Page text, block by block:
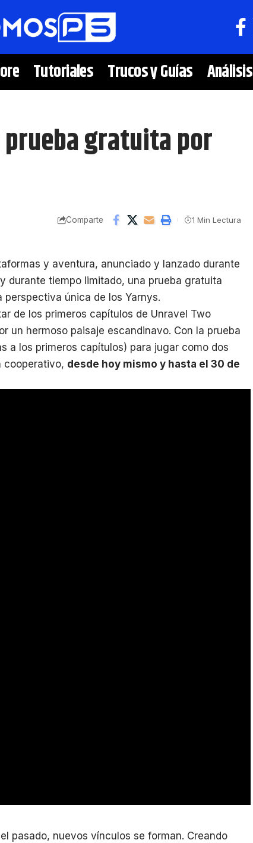
Tutoriales Trucos y Guías Análisis
gratuita por
Comparte 1 Min Lectura
y aventura, anunciado y lanzado durante
durante tiempo limitado, una prueba gratuita
perspectiva única de los Yarnys.
de los primeros capítulos de Unravel Two
un hermoso paisaje escandinavo. Con la prueba
a los primeros capítulos) para jugar como dos
cooperativo, desde hoy mismo y hasta el 30 de
pasado, nuevos vínculos se forman. Creando